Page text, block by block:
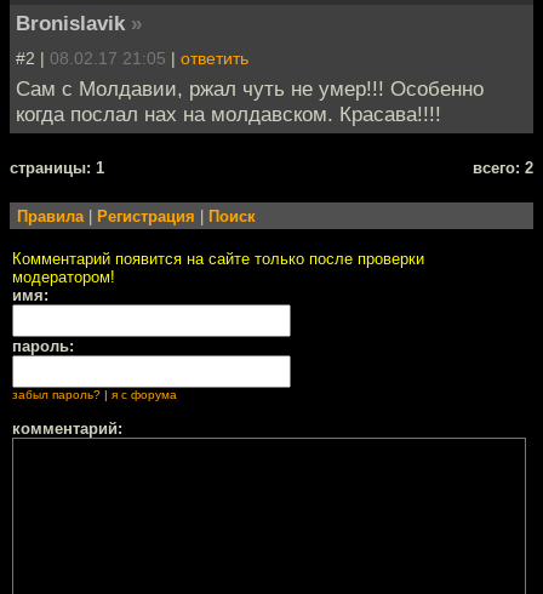
Bronislavik »
#2 | 08.02.17 21:05 | ответить
Сам с Молдавии, ржал чуть не умер!!! Особенно
когда послал нах на молдавском. Красава!!!!
cтраницы: 1 всего: 2
Правила | Регистрация | Поиск
Комментарий появится на сайте только после проверки
модератором!
имя:
пароль:
забыл пароль? | я с форума
комментарий: